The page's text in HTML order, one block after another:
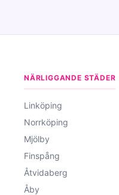
NÄRLIGGANDE STÄDER
Linköping
Norrköping
Mjölby
Finspång
Åtvidaberg
Åby